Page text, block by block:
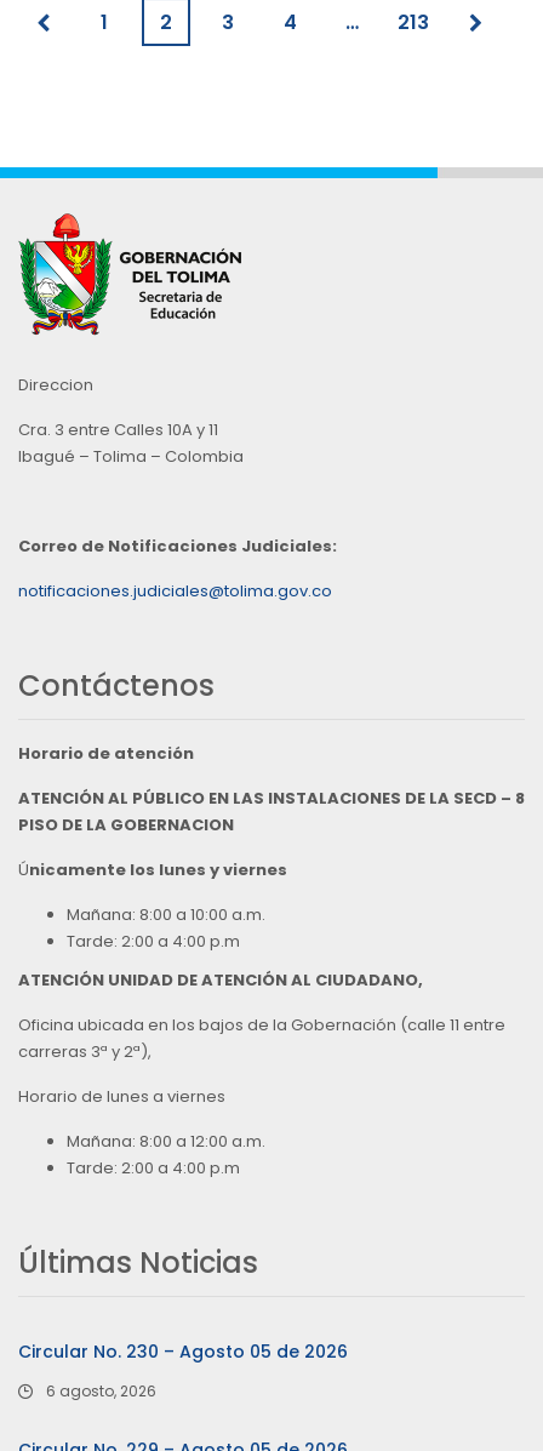
1 2 3 4 … 213
Direccion
Cra. 3 entre Calles 10A y 11
Ibagué – Tolima – Colombia
Correo de Notificaciones Judiciales:
notificaciones.judiciales@tolima.gov.co
Contáctenos
Horario de atención
ATENCIÓN AL PÚBLICO EN LAS INSTALACIONES DE LA SECD – 8
PISO DE LA GOBERNACION
Únicamente los lunes y viernes
Mañana: 8:00 a 10:00 a.m.
Tarde: 2:00 a 4:00 p.m
ATENCIÓN UNIDAD DE ATENCIÓN AL CIUDADANO,
Oficina ubicada en los bajos de la Gobernación (calle 11 entre
carreras 3ª y 2ª),
Horario de lunes a viernes
Mañana: 8:00 a 12:00 a.m.
Tarde: 2:00 a 4:00 p.m
Últimas Noticias
Circular No. 230 – Agosto 05 de 2026
6 agosto, 2026